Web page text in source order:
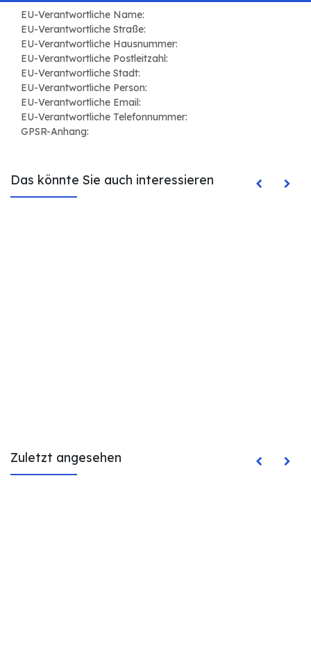
EU-Verantwortliche Name:
EU-Verantwortliche Straße:
EU-Verantwortliche Hausnummer:
EU-Verantwortliche Postleitzahl:
EU-Verantwortliche Stadt:
EU-Verantwortliche Person:
EU-Verantwortliche Email:
EU-Verantwortliche Telefonnummer:
GPSR-Anhang:
Das könnte Sie auch interessieren
Zuletzt angesehen